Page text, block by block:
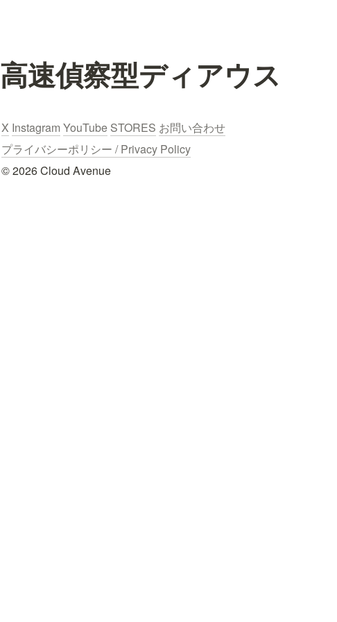
高速偵察型ディアウス
X Instagram YouTube STORES お問い合わせ
プライバシーポリシー / Privacy Policy
© 2026 Cloud Avenue